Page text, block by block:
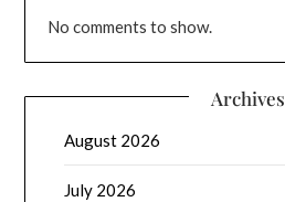
No comments to show.
Archives
August 2026
July 2026